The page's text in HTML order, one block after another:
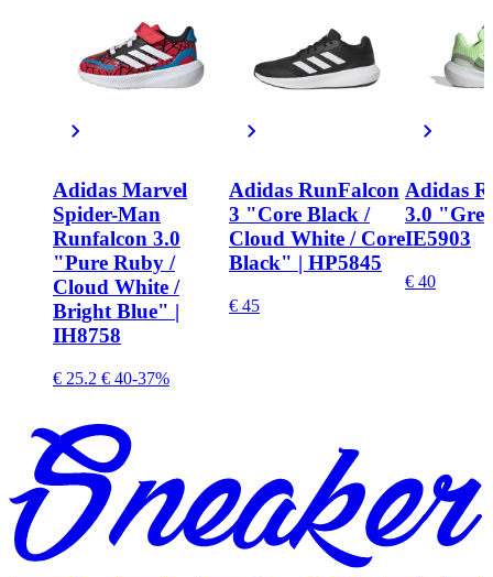
Adidas Marvel
Spider-Man
Runfalcon 3.0
"Pure Ruby /
Cloud White /
Bright Blue" |
IH8758
€ 25.2 € 40-37%
Adidas RunFalcon
3 "Core Black /
Cloud White / Core
Black" | HP5845
€ 45
Adidas
3.0
IE5903
€ 40